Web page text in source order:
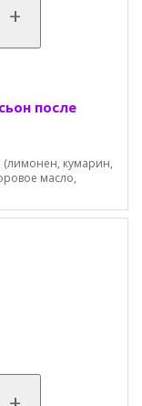
+
после
(лимонен, кумарин,
масло,